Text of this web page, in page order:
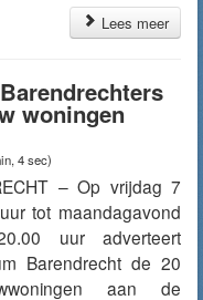
Lees meer
woningen
4 sec)
– Op vrijdag 7
tot maandagavond
uur adverteert
Barendrecht de 20
aan de